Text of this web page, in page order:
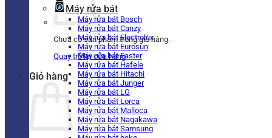
Chưa có sản phẩm trong giỏ hàng.
Quay trở lại cửa hàng
Giỏ hàng
Máy rửa bát
Máy rửa bát Bosch
Máy rửa bát Canzy
Máy rửa bát Electrolux
Máy rửa bát Eurosun
Máy rửa bát Faster
Máy rửa bát Hafele
Máy rửa bát Hitachi
Máy rửa bát Junger
Máy rửa bát LG
Máy rửa bát Lorca
Máy rửa bát Malloca
Máy rửa bát Nagakawa
Máy rửa bát Samsung